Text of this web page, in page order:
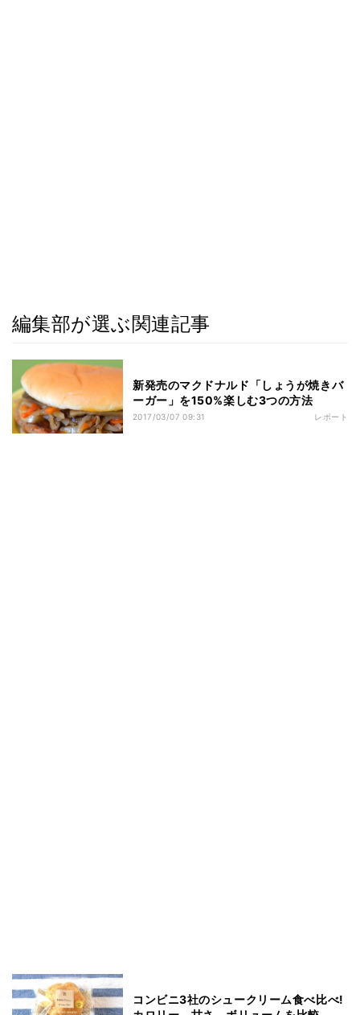
編集部が選ぶ関連記事
新発売のマクドナルド「しょうが焼きバ
ーガー」を150%楽しむ3つの方法
2017/03/07 09:31 レポート
コンビニ3社のシュークリーム食べ比べ!